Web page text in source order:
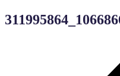
Inläggsnavigering